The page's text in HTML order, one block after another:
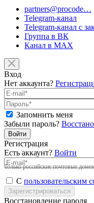
partners@procode…
Telegram-канал
Telegram-канал с
Группа в ВК
Канал в MAX
Вход
Нет аккаунта?
Запомнить меня
Забыли пароль?
Войти
Регистрация
Есть аккаунт? Войти
Только российские почтовые
С пользовательским
Зарегистрироваться
Восстановление пароля